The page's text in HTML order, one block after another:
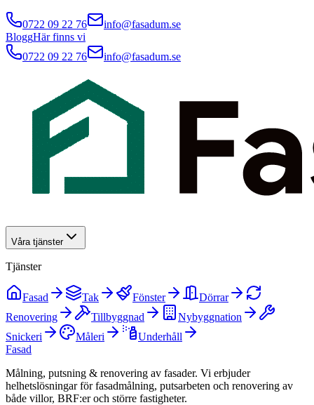
0722 09 22 76
info@fasadum.se
BloggHär finns vi
0722 09 22 76
info@fasadum.se
Våra tjänster
Tjänster
Fasad Tak Fönster
Dörrar
Renovering
Tillbyggnad
Nybyggnation
Snickeri
Måleri
Underhåll
Fasad
Målning, putsning & renovering av fasader. Vi erbjuder
helhetslösningar för fasadmålning, putsarbeten och renovering av
både villor, BRF:er och större fastigheter.